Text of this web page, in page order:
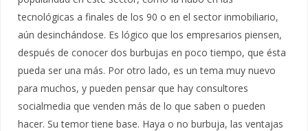
tecnológicas a finales de los 90 o en el sector inmobiliario,
aún desinchándose. Es lógico que los empresarios piensen,
después de conocer dos burbujas en poco tiempo, que ésta
pueda ser una más. Por otro lado, es un tema muy nuevo
para muchos, y pueden pensar que hay consultores
socialmedia que venden más de lo que saben o pueden
hacer. Su temor tiene base. Haya o no burbuja, las ventajas